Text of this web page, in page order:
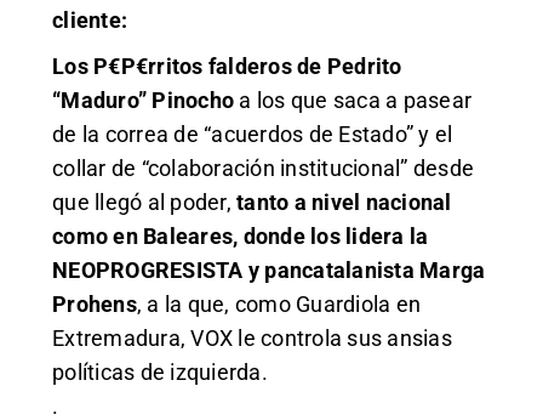
cliente:
Los P€P€rritos falderos de Pedrito
“Maduro” Pinocho a los que saca a pasear
de la correa de “acuerdos de Estado” y el
collar de “colaboración institucional” desde
que llegó al poder, tanto a nivel nacional
como en Baleares, donde los lidera la
NEOPROGRESISTA y pancatalanista Marga
Prohens, a la que, como Guardiola en
Extremadura, VOX le controla sus ansias
políticas de izquierda.
.